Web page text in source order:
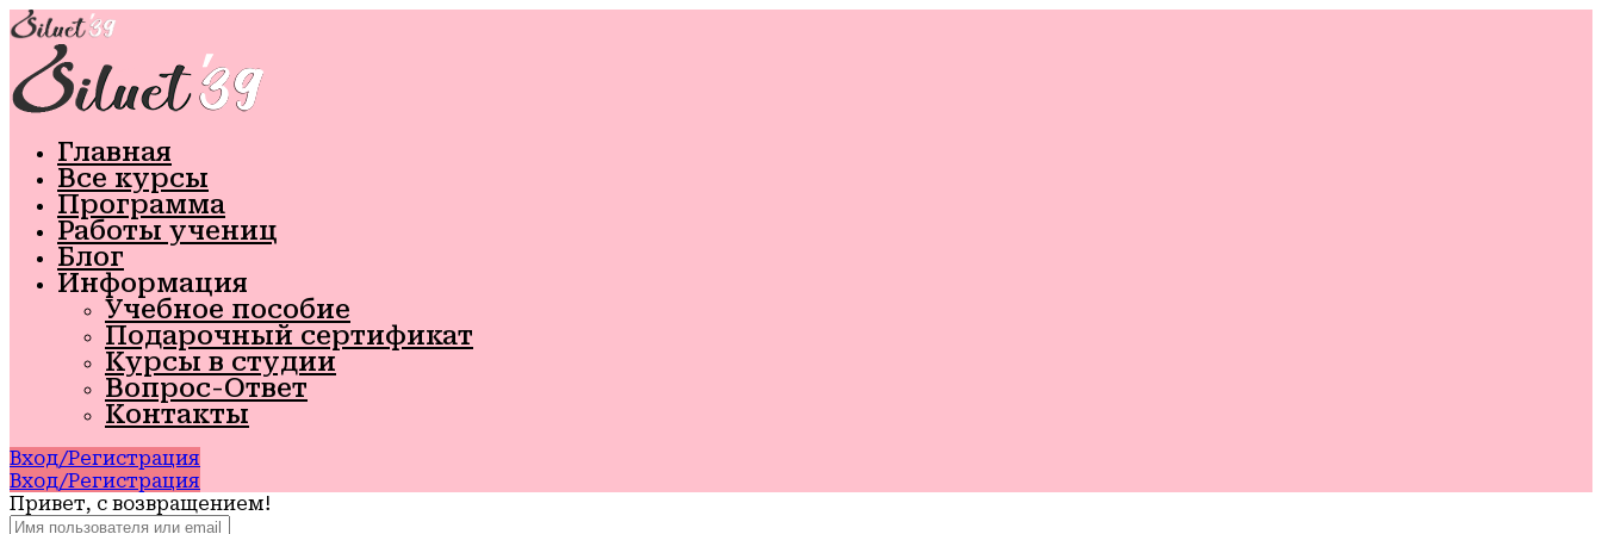
Главная
Все курсы
Программа
Работы учениц
Блог
Информация
Учебное пособие
Подарочный сертификат
Курсы в студии
Вопрос-Ответ
Контакты
Вход/Регистрация
Вход/Регистрация
Привет, с возвращением!